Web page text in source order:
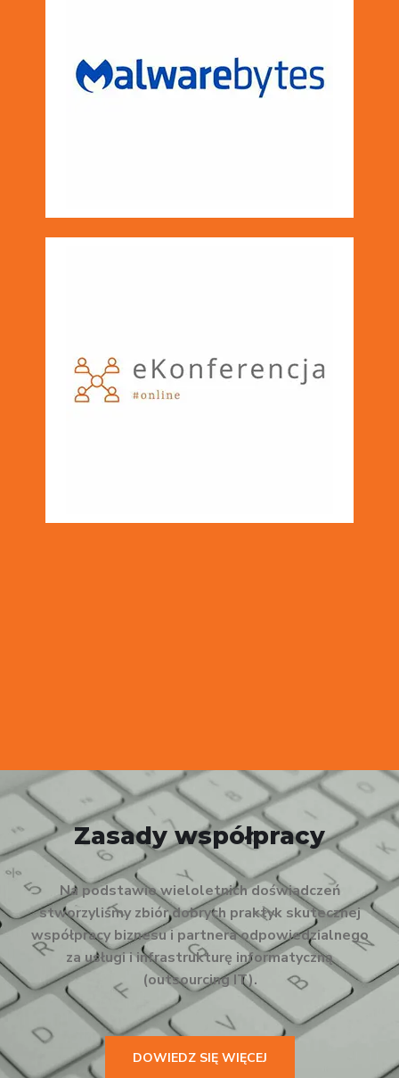
Zasady współpracy
Na podstawie wieloletnich doświadczeń
stworzyliśmy zbiór dobrych praktyk skutecznej
współpracy biznesu i partnera odpowiedzialnego
za usługi i infrastrukturę informatyczną
(outsourcing IT).
DOWIEDZ SIĘ WIĘCEJ